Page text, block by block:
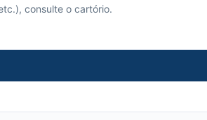
consulte o cartório.